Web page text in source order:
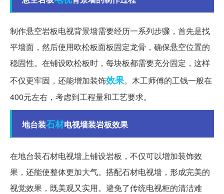
制作悬空岩板电视背景墙需要经历一系列步骤，首先是找
平墙面，然后使用欧松板面板固定龙骨，确保悬空位置的
稳固性。在铺设欧松板时，每块板都需要充分固定，这样
不仅更牢固，还能增加装饰效果。木工师傅的工钱一般在
400元左右，考虑到工程量和工艺要求。
地台装石材电视墙装岩板效果
在地台装石材电视墙上铺设岩板，不仅可以增加装饰效
果，还能使整体更加大气。搭配石材电视墙，形成完美的
视觉效果，既美观又实用。避免了传统电视柜的清洁难